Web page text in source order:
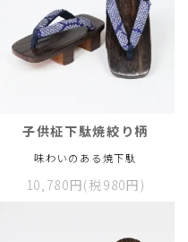
子供柾下駄焼絞り柄
味わいのある焼下駄
10,780円(税980円)